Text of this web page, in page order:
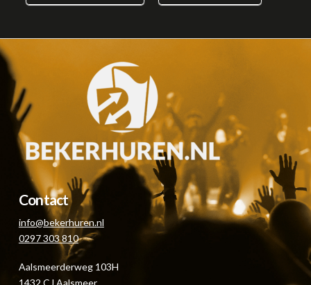
Contact
info@bekerhuren.nl
0297 303 810
Aalsmeerderweg 103H